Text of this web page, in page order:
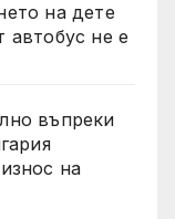
на дете
автобус не е
въпреки
на